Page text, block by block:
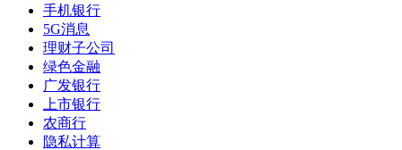
手机银行
5G消息
理财子公司
绿色金融
广发银行
上市银行
农商行
隐私计算